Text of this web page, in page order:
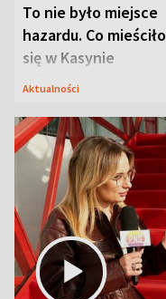
To nie było miejsce
hazardu. Co mieściło
się w Kasynie
Oficerskim?
Aktualności